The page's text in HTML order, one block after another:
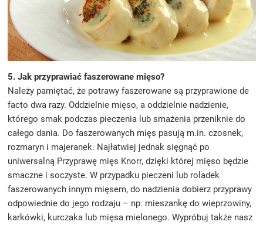
5. Jak przyprawiać faszerowane mięso?
Należy pamiętać, że potrawy faszerowane są przyprawione de
facto dwa razy. Oddzielnie mięso, a oddzielnie nadzienie,
którego smak podczas pieczenia lub smażenia przeniknie do
całego dania. Do faszerowanych mięs pasują m.in. czosnek,
rozmaryn i majeranek. Najłatwiej jednak sięgnąć po
uniwersalną Przyprawę mięs Knorr, dzięki której mięso będzie
smaczne i soczyste. W przypadku pieczeni lub roladek
faszerowanych innym mięsem, do nadzienia dobierz przyprawy
odpowiednie do jego rodzaju – np. mieszankę do wieprzowiny,
karkówki, kurczaka lub mięsa mielonego. Wypróbuj także nasz